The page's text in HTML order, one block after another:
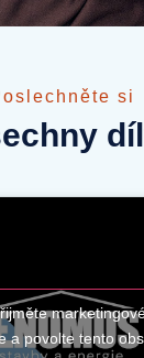
si
a povolte tento